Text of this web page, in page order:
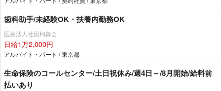
歯科助手/未経験OK・扶養内勤務OK
医療法人社団翔舞会
日給1万2,000円
アルバイト・パート / 東京都
生命保険のコールセンター/土日祝休み/週4日～/8月開始/給料前
払いあり